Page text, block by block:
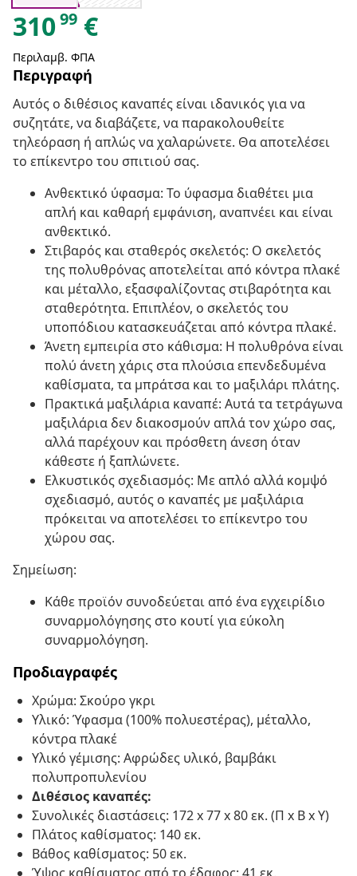
31099 €
Περιλαμβ. ΦΠΑ
Περιγραφή
Αυτός ο διθέσιος καναπές είναι ιδανικός για να
συζητάτε, να διαβάζετε, να παρακολουθείτε
τηλεόραση ή απλώς να χαλαρώνετε. Θα αποτελέσει
το επίκεντρο του σπιτιού σας.
Ανθεκτικό ύφασμα: Το ύφασμα διαθέτει μια
απλή και καθαρή εμφάνιση, αναπνέει και είναι
ανθεκτικό.
Στιβαρός και σταθερός σκελετός: Ο σκελετός
της πολυθρόνας αποτελείται από κόντρα πλακέ
και μέταλλο, εξασφαλίζοντας στιβαρότητα και
σταθερότητα. Επιπλέον, ο σκελετός του
υποπόδιου κατασκευάζεται από κόντρα πλακέ.
Άνετη εμπειρία στο κάθισμα: Η πολυθρόνα είναι
πολύ άνετη χάρις στα πλούσια επενδεδυμένα
καθίσματα, τα μπράτσα και το μαξιλάρι πλάτης.
Πρακτικά μαξιλάρια καναπέ: Αυτά τα τετράγωνα
μαξιλάρια δεν διακοσμούν απλά τον χώρο σας,
αλλά παρέχουν και πρόσθετη άνεση όταν
κάθεστε ή ξαπλώνετε.
Ελκυστικός σχεδιασμός: Με απλό αλλά κομψό
σχεδιασμό, αυτός ο καναπές με μαξιλάρια
πρόκειται να αποτελέσει το επίκεντρο του
χώρου σας.
Σημείωση:
Κάθε προϊόν συνοδεύεται από ένα εγχειρίδιο
συναρμολόγησης στο κουτί για εύκολη
συναρμολόγηση.
Προδιαγραφές
Χρώμα: Σκούρο γκρι
Υλικό: Ύφασμα (100% πολυεστέρας), μέταλλο,
κόντρα πλακέ
Υλικό γέμισης: Αφρώδες υλικό, βαμβάκι
πολυπροπυλενίου
Διθέσιος καναπές:
Συνολικές διαστάσεις: 172 x 77 x 80 εκ. (Π x Β x Υ)
Πλάτος καθίσματος: 140 εκ.
Βάθος καθίσματος: 50 εκ.